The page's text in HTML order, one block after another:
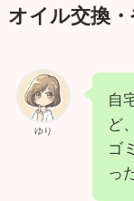
オイル交換
ゆり
自
ど
ゴ
っ